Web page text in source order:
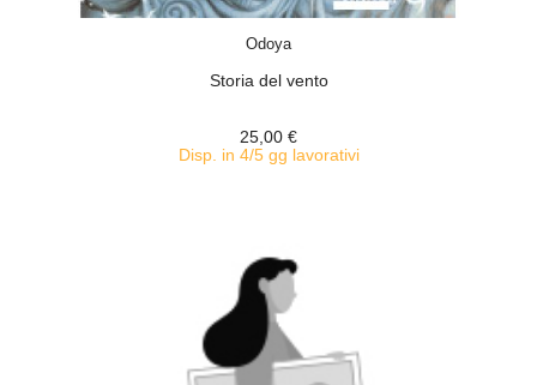
Odoya
Storia del vento
25,00 €
Disp. in 4/5 gg lavorativi